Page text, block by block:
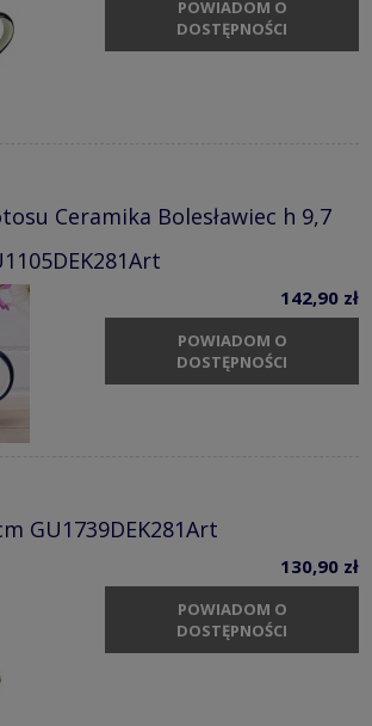
POWIADOM O
DOSTĘPNOŚCI
Ceramika Bolesławiec h 9,7
142,90 zł
POWIADOM O
DOSTĘPNOŚCI
GU1739DEK281Art
130,90 zł
POWIADOM O
DOSTĘPNOŚCI